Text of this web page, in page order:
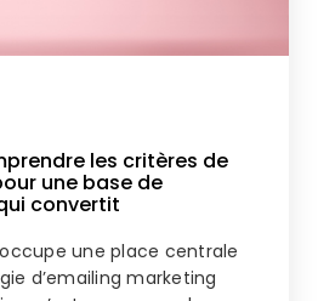
les critères de
une base de
convertit
une place centrale
d’emailing marketing